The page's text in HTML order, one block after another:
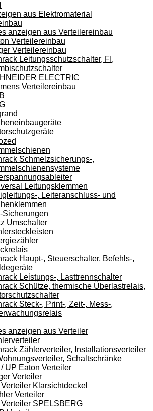
können
Touch-
und
Streichgesten
verwenden.
aus Elektromaterial
anzeigen aus Verteilereinbau
Verteilereinbau
Verteilereinbau
Leitungsschutzschalter, FI,
ELECTRIC
Verteilereinbau
Schmelzsicherungs-,
Leitungsklemmen
, Leiteranschluss- und
Sicherungen
Umschalter
Haupt-, Steuerschalter, Befehls-,
Leistungs-, Lasttrennschalter
Schütze, thermische Überlastrelais,
Steck-, Print-, Zeit-, Mess-,
anzeigen aus Verteiler
Zählerverteiler, Installationsverteiler
Schaltschränke
UP Eaton Verteiler
Verteiler
Klarsichtdeckel
Verteiler
SPELSBERG